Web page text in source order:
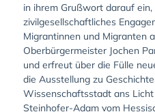
in ihrem Grußwort darauf
zivilgesellschaftliches
Migrantinnen und Migranten
Oberbürgermeister Jochen
und erfreut über die Fülle
die Ausstellung zu
Wissenschaftsstadt ans
Steinhofer-Adam vom